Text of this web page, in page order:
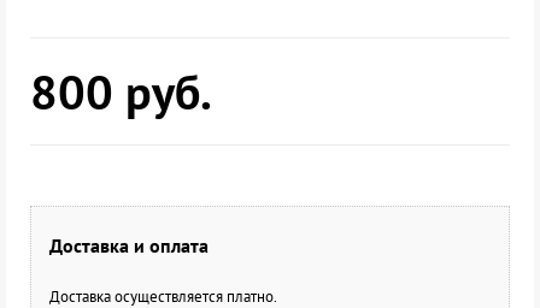
800 руб.
Доставка и оплата
Доставка осуществляется платно.